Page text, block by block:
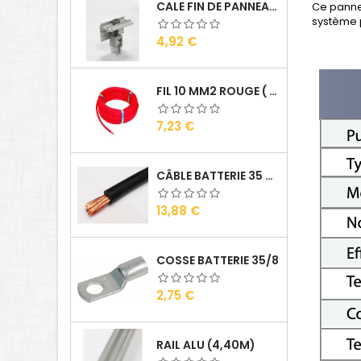
CALE FIN DE PANNEAUX ALU
Prix
4,92 €
FIL 10 MM2 ROUGE ( VENDU AU ML )
Prix
7,23 €
CÂBLE BATTERIE 35 MM2 ( VENDU AU ML )
Prix
13,88 €
COSSE BATTERIE 35/8
Prix
2,75 €
RAIL ALU (4,40M)
Ce
système